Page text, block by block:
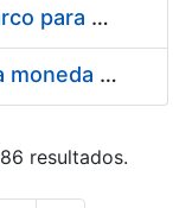
Contratación de acuerdo marco para el Suministro de Material de Electricidad para la Fábrica Nacional de Moneda y Timbre-Real Casa de la Moneda en su centro de trabajo de Burgos
Suministro de estuches para moneda de 30 €
resultados.